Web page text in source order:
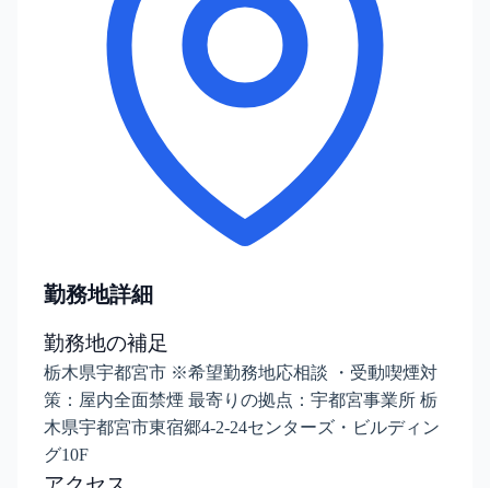
勤務地詳細
勤務地の補足
栃木県宇都宮市 ※希望勤務地応相談 ・受動喫煙対
策：屋内全面禁煙 最寄りの拠点：宇都宮事業所 栃
木県宇都宮市東宿郷4-2-24センターズ・ビルディン
グ10F